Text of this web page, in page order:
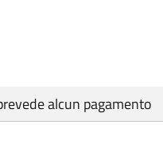
alcun pagamento